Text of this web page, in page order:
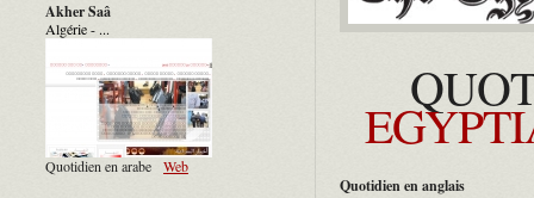
Akher Saâ
Algérie - ...
Quotidien en arabe Web
Quotidien en anglais